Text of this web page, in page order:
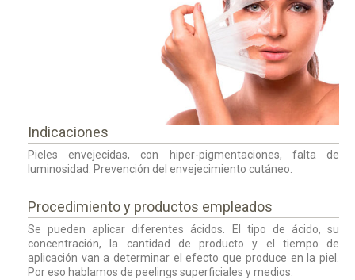
Indicaciones
Pieles envejecidas, con hiper-pigmentaciones, falta de
luminosidad. Prevención del envejecimiento cutáneo.
Procedimiento y productos empleados
Se pueden aplicar diferentes ácidos. El tipo de ácido, su
concentración, la cantidad de producto y el tiempo de
aplicación van a determinar el efecto que produce en la piel.
Por eso hablamos de peelings superficiales y medios.